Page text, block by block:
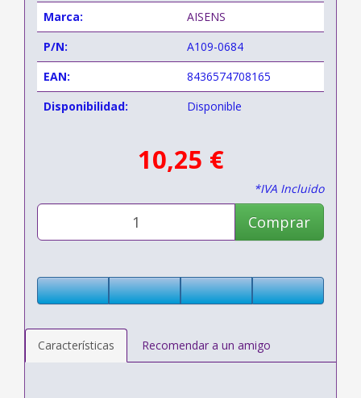
Marca:
AISENS
P/N:
A109-0684
EAN:
8436574708165
Disponibilidad:
Disponible
10,25 €
*IVA Incluido
Comprar
Características Recomendar a un amigo